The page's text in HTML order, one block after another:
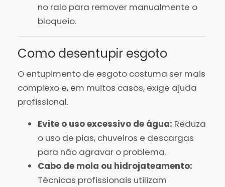
no ralo para remover manualmente o
bloqueio.
Como desentupir esgoto
O entupimento de esgoto costuma ser mais
complexo e, em muitos casos, exige ajuda
profissional.
Evite o uso excessivo de água: Reduza
o uso de pias, chuveiros e descargas
para não agravar o problema.
Cabo de mola ou hidrojateamento:
Técnicas profissionais utilizam